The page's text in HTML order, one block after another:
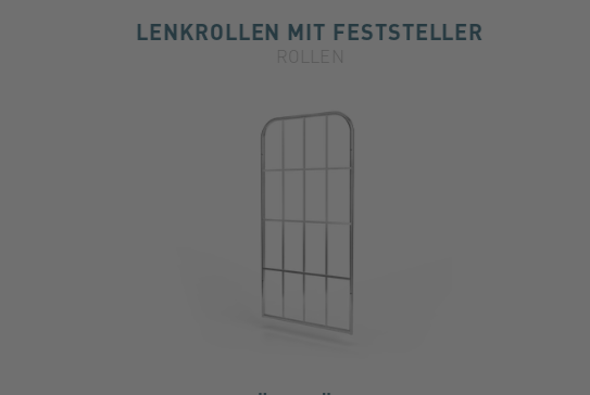
LENKROLLEN MIT FESTSTELLER
ROLLEN